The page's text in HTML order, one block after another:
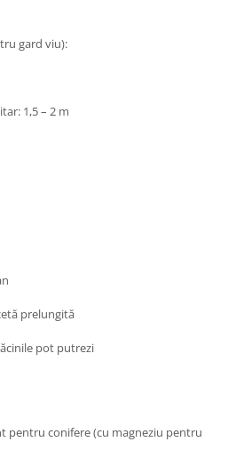
gard viu):
1,5 – 2 m
prelungită
pot putrezi
pentru conifere (cu magneziu pentru